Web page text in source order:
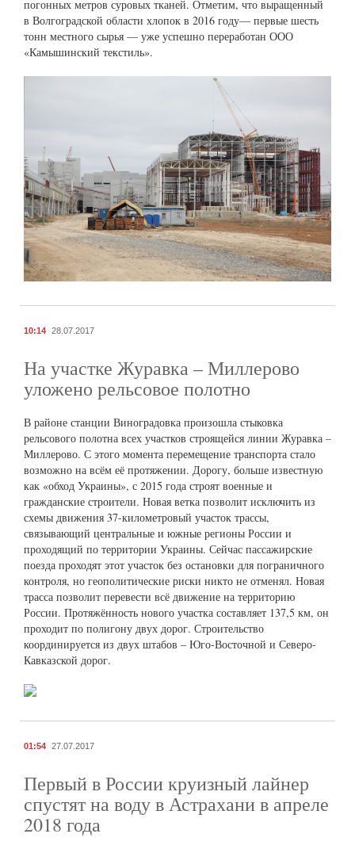
погонных метров суровых тканей. Отметим, что выращенный
в Волгоградской области хлопок в 2016 году— первые шесть
тонн местного сырья — уже успешно переработан ООО
«Камышинский текстиль».
10:14 28.07.2017
На участке Журавка – Миллерово
уложено рельсовое полотно
В районе станции Виноградовка произошла стыковка
рельсового полотна всех участков строящейся линии Журавка –
Миллерово. С этого момента перемещение транспорта стало
возможно на всём её протяжении. Дорогу, больше известную
как «обход Украины», с 2015 года строят военные и
гражданские строители. Новая ветка позволит исключить из
схемы движения 37-километровый участок трассы,
связывающий центральные и южные регионы России и
проходящий по территории Украины. Сейчас пассажирские
поезда проходят этот участок без остановки для пограничного
контроля, но геополитические риски никто не отменял. Новая
трасса позволит перевести всё движение на территорию
России. Протяжённость нового участка составляет 137,5 км, он
проходит по полигону двух дорог. Строительство
координируется из двух штабов – Юго-Восточной и Северо-
Кавказской дорог.
01:54 27.07.2017
Первый в России круизный лайнер
спустят на воду в Астрахани в апреле
2018 года